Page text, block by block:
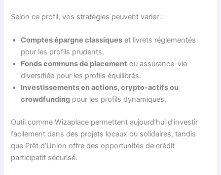
Selon ce profil, vos stratégies peuvent varier :
Comptes épargne classiques et livrets réglementés
pour les profils prudents.
Fonds communs de placement ou assurance-vie
diversifiée pour les profils équilibrés.
Investissements en actions, crypto-actifs ou
crowdfunding pour les profils dynamiques.
Outil comme Wizaplace permettent aujourd’hui d’investir
facilement dans des projets locaux ou solidaires, tandis
que Prêt d’Union offre des opportunités de crédit
participatif sécurisé.